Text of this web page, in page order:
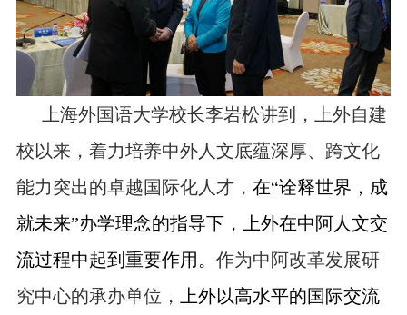
上海外国语大学校长李岩松讲到，上外自建
校以来，着力培养中外人文底蕴深厚、跨文化
能力突出的卓越国际化人才， 在“诠释世界，成
就未来”办学理念的指导下，上外在中阿人文交
流过程中起到重要作用。 作为中阿改革发展研
究中心的承办单位，
上外以高水平的国际交流